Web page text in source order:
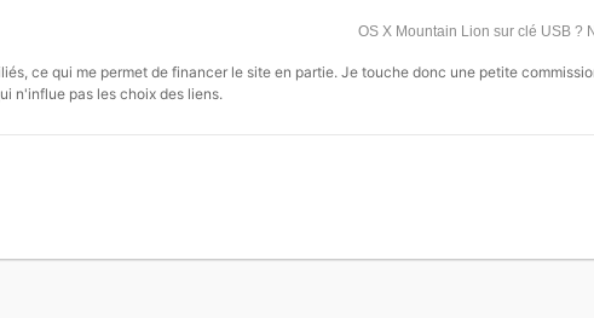
OS X Mountain Lion sur clé USB ?
ce qui me permet de financer le site en partie. Je touche donc une petite
n'influe pas les choix des liens.